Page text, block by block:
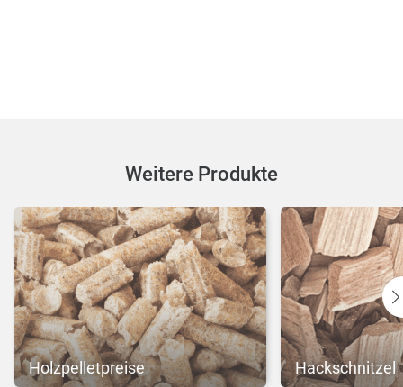
Weitere Produkte
Holzpelletpreise Hackschnitzel